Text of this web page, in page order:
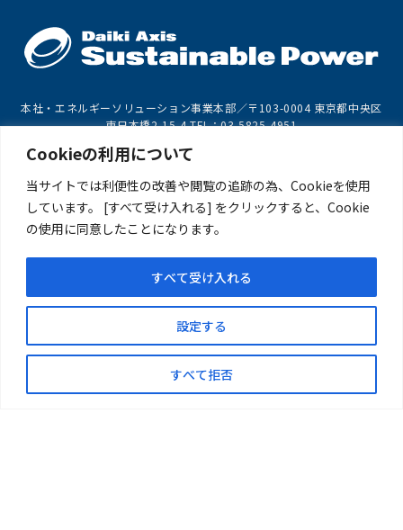
Cookieの利用について
当サイトでは利便性の改善や閲覧の追跡の為、Cookieを使用
しています。 [すべて受け入れる] をクリックすると、Cookie
の使用に同意したことになります。
設定する
すべて拒否
すべて受け入れる
本社・エネルギーソリューション事業本部／〒103-0004 東京都中央区
東日本橋2-15-4 TEL：03-5825-4951
県松山市北吉田77-74 TEL：089-968-6000
稲敷市高田3627-1 TEL：050-3093-8297
再生可能エネルギー事業本部 藤沢オフィス／〒251-0025 神奈川県藤
沢市鵠沼石上1丁目5-6 TEL：0466-21-7412
ま市見沼区深作3-3-2 TEL：048-878-8724
プロモートリサイクル事業部／〒452-0932 愛知県清須市朝日弥生176
TEL：052-982-6767
事業案内 企業情報
新着情報